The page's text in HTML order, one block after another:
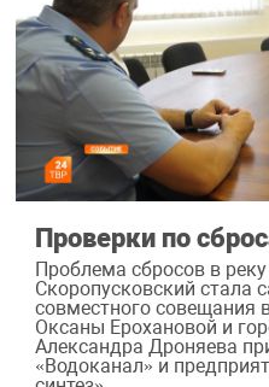
Проверки по
Проблема сбросов в
Скоропусковский стала
совместного совещания
Оксаны Ерохановой и
Александра Дроняева
«Водоканал» и